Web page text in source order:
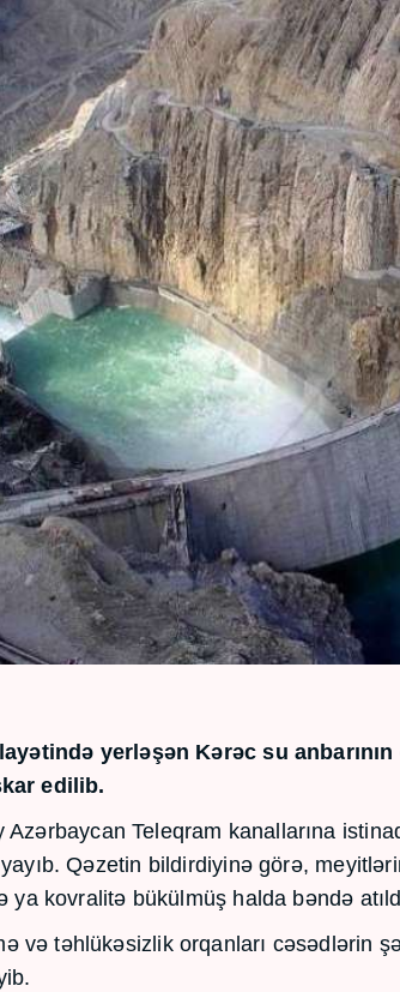
yerləşən Kərəc su
edilib.
Azərbaycan Teleqram kanallarına
Qəzetin bildirdiyinə görə,
ya kovralitə bükülmüş halda bəndə
və təhlükəsizlik orqanları cəsədlərin